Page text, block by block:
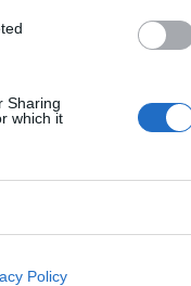
Sharing
which it
Policy
En